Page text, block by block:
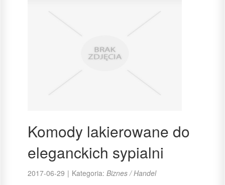
Komody lakierowane do
eleganckich sypialni
2017-06-29 | Kategoria: Biznes / Handel